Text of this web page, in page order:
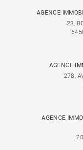
AGENCE
23,
AGENCE
278,
AGENCE